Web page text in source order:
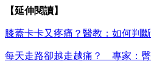
【延伸閱讀】
膝蓋卡卡又疼痛？醫教：如何判
每天走路卻越走越痛？ 專家：